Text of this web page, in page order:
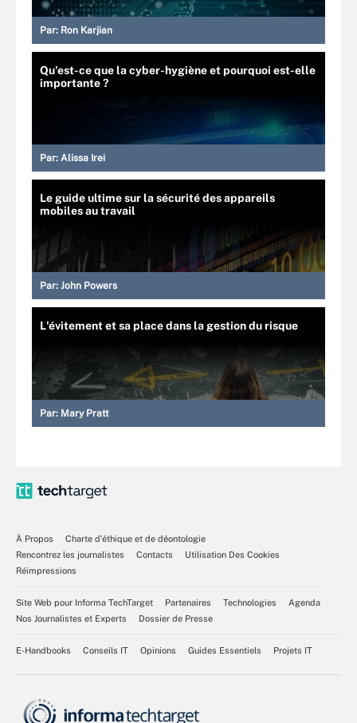
Par: Ron Karjian
Qu'est-ce que la cyber-hygiène et pourquoi est-elle
importante ?
Par: Alissa Irei
Le guide ultime sur la sécurité des appareils
mobiles au travail
Par: John Powers
L'évitement et sa place dans la gestion du risque
Par: Mary Pratt
À Propos
Charte d’éthique et de déontologie
Rencontrez les journalistes
Contacts
Utilisation Des Cookies
Réimpressions
Site Web pour Informa TechTarget Partenaires Technologies
Agenda
Nos Journalistes et Experts
Dossier de Presse
E-Handbooks Conseils IT Opinions Guides Essentiels Projets IT